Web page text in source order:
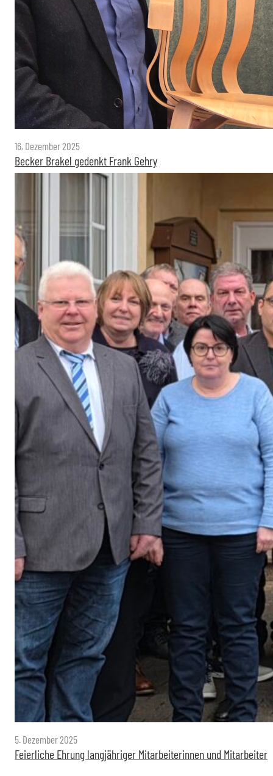
16. Dezember 2025
Becker Brakel gedenkt Frank Gehry
5. Dezember 2025
Feierliche Ehrung langjähriger Mitarbeiterinnen und Mitarbeiter